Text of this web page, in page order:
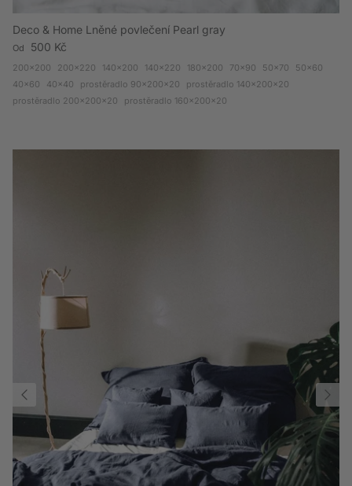
Deco & Home Lněné povlečení Pearl gray
Běžná cena
Od 500 Kč
200x200 200x220 140x200 140x220 180x200 70x90 50x70
50x60
40x60
40x40 prostěradlo 90x200x20
prostěradlo 140x200x20
prostěradlo 200x200x20
prostěradlo 160x200x20